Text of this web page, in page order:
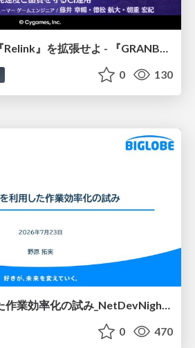
0 130
NetBoxを利用した作業効率化の試み_NetDevNight4
0 470